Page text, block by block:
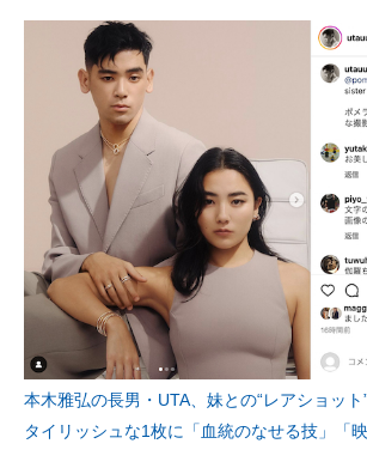
本木雅弘の長男・UTA、妹との“レアショッ
タイリッシュな1枚に「血統のなせる技」「